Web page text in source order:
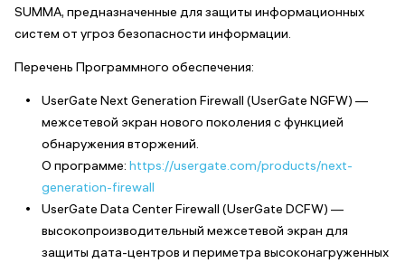
SUMMA, предназначенные для защиты информационных
систем от угроз безопасности информации.
Перечень Программного обеспечения:
UserGate Next Generation Firewall (UserGate NGFW) —
межсетевой экран нового поколения с функцией
обнаружения вторжений.
О программе: https://usergate.com/products/next-
generation-firewall
UserGate Data Center Firewall (UserGate DCFW) —
высокопроизводительный межсетевой экран для
защиты дата-центров и периметра высоконагруженных